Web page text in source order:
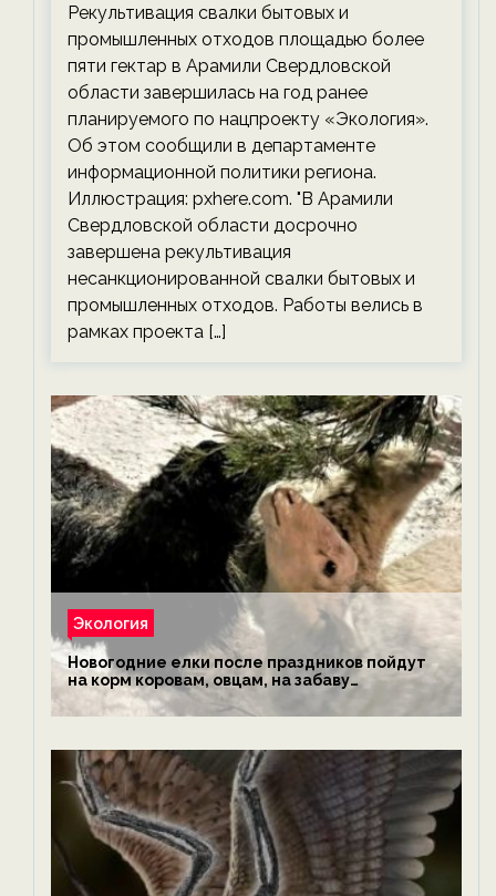
экологии на ECOportal
Рекультивация свалки бытовых и
промышленных отходов площадью более
пяти гектар в Арамили Свердловской
области завершилась на год ранее
планируемого по нацпроекту «Экология».
Об этом сообщили в департаменте
информационной политики региона.
Иллюстрация: pxhere.com. "В Арамили
Свердловской области досрочно
завершена рекультивация
несанкционированной свалки бытовых и
промышленных отходов. Работы велись в
рамках проекта […]
Экология
Новогодние елки после праздников пойдут
на корм коровам, овцам, на забаву
обезьянам, львам и леопардам — новости
экологии на ECOportal